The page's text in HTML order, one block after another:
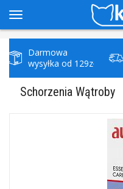
Darmowa
wysyłka od 129zł
Schorzenia Wątroby